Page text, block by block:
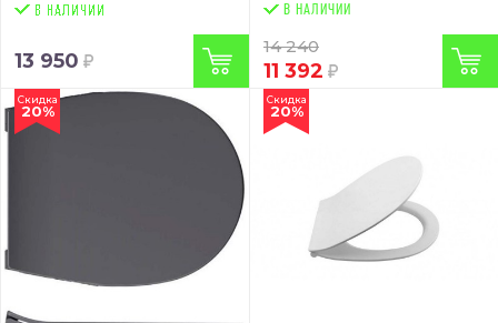
13 950
В НАЛИЧИИ
14 240
11 392
Скидка
20%
Скидка
20%